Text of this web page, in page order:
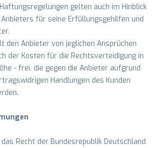
gelten auch im Hinblick
für seine Erfüllungsgehilfen und
den Anbieter von jeglichen Ansprüchen
der Kosten für die Rechtsverteidigung in
- frei, die gegen die Anbieter aufgrund
Handlungen des Kunden
Recht der Bundesrepublik Deutschland